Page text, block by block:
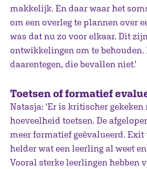
makkelijk. En daar waar het
om een overleg te plannen over
was dat nu zo voor elkaar. Dit
ontwikkelingen om te behouden.
daarentegen, die bevallen niet.’
Toetsen of formatief
Natasja: ‘Er is kritischer gekeken
hoeveelheid toetsen. De
meer formatief geëvalueerd.
helder wat een leerling al weet
Vooral sterke leerlingen hebben